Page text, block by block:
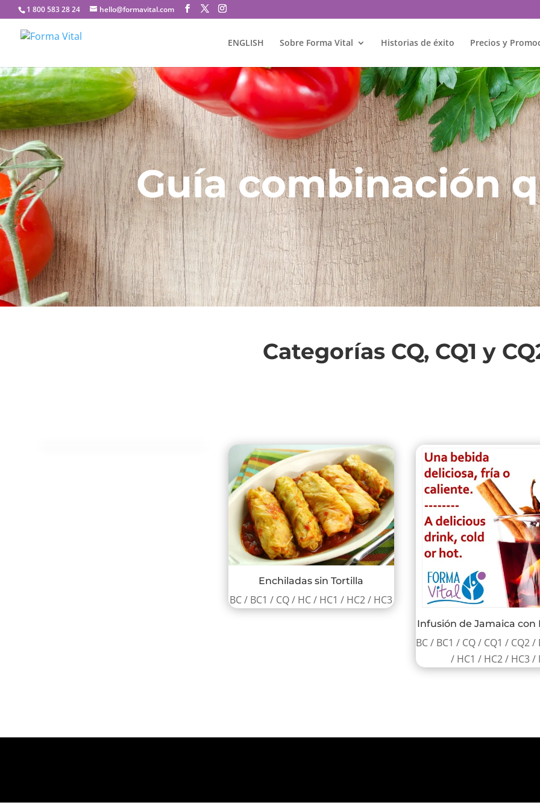
1 800 583 28 24 hello@formavital.com
ENGLISH Sobre Forma Vital Historias de éxito Precios y
Guía combinación
Categorías CQ, CQ1 y
Enchiladas sin Tortilla
BC / BC1 / CQ / HC / HC1 / HC2 / HC3
Infusión de Jamaica con
BC / BC1 / CQ / CQ1 / CQ2
/ HC1 / HC2 / HC3 /